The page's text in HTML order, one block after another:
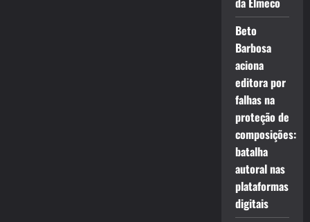
Beto
Barbosa
aciona
editora por
falhas na
proteção de
composições:
batalha
autoral nas
plataformas
digitais